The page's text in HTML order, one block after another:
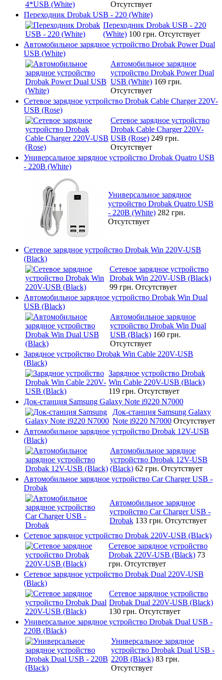
Отсутствует
Переходник Drobak USB - 220 (White)
Переходник Drobak USB - 220
(White) 100 грн. Отсутствует
Автомобильное зарядное устройство Drobak Power Dual
USB (White)
Автомобильное зарядное
устройство Drobak Power Dual
USB (White) 169 грн.
Отсутствует
Сетевое зарядное устройство Drobak Cable Charger 220V-
USB (Rose)
Сетевое зарядное устройство
Drobak Cable Charger 220V-
USB (Rose) 249 грн.
Отсутствует
Универсальное зарядное устройство Drobak Quatro USB
- 220В (White)
Универсальное зарядное
устройство Drobak Quatro USB
- 220В (White) 282 грн.
Отсутствует
Сетевое зарядное устройство Drobak Win 220V-USB
(Black)
Сетевое зарядное устройство
Drobak Win 220V-USB (Black)
99 грн. Отсутствует
Автомобильное зарядное устройство Drobak Win Dual
USB (Black)
Автомобильное зарядное
устройство Drobak Win Dual
USB (Black) 160 грн.
Отсутствует
Зарядное устройство Drobak Win Cable 220V-USB
(Black)
Зарядное устройство Drobak
Win Cable 220V-USB (Black)
119 грн. Отсутствует
Док-станция Samsung Galaxy Note i9220 N7000
Док-станция Samsung Galaxy
Note i9220 N7000 Отсутствует
Автомобильное зарядное устройство Drobak 12V-USB
(Black)
Автомобильное зарядное
устройство Drobak 12V-USB
(Black) 62 грн. Отсутствует
Автомобильное зарядное устройство Car Charger USB -
Drobak
Автомобильное зарядное
устройство Car Charger USB -
Drobak 133 грн. Отсутствует
Сетевое зарядное устройство Drobak 220V-USB (Black)
Сетевое зарядное устройство
Drobak 220V-USB (Black) 73
грн. Отсутствует
Сетевое зарядное устройство Drobak Dual 220V-USB
(Black)
Сетевое зарядное устройство
Drobak Dual 220V-USB (Black)
130 грн. Отсутствует
Универсальное зарядное устройство Drobak Dual USB -
220В (Black)
Универсальное зарядное
устройство Drobak Dual USB -
220В (Black) 83 грн.
Отсутствует